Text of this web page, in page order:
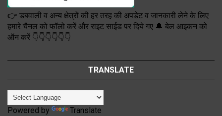
👉 डबवाली व अन्य क्षेत्रों की हर तरह की अपडेट व जानकारी लेने के लिए
हमारे चैनल को फॉलो करें और राइट साईड पर दिये गए 🔔 बेल आइकन को
ऑन करें 👇👇👇👇👇👇
TRANSLATE
Powered by Translate